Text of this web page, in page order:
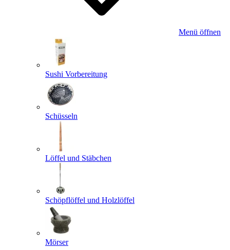
Menü öffnen
Sushi Vorbereitung
Schüsseln
Löffel und Stäbchen
Schöpflöffel und Holzlöffel
Mörser